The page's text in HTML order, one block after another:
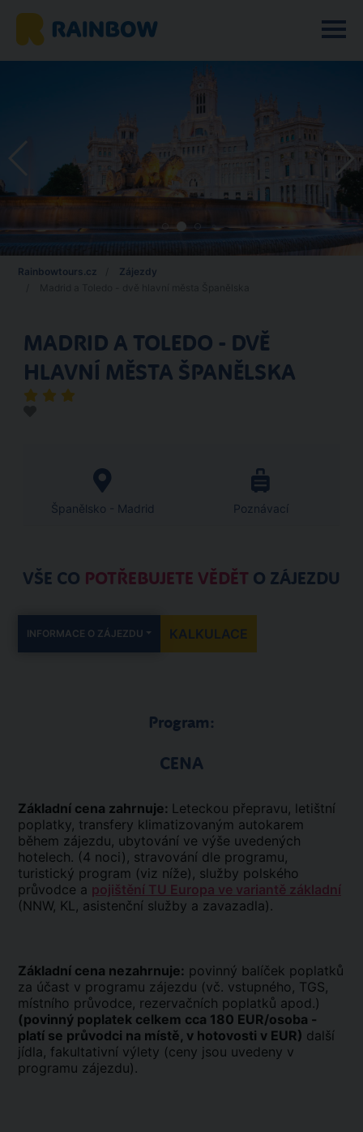
Rainbowtours.cz
Zájezdy
MADRID A TOLEDO - DVĚ
HLAVNÍ MĚSTA ŠPANĚLSKA
Španělsko - Madrid Poznávací
VŠE CO POTŘEBUJETE VĚDĚT O ZÁJEZDU
INFORMACE O ZÁJEZDU KALKULACE
Program:
CENA
Základní cena zahrnuje: Leteckou přepravu, letištní
poplatky, transfery klimatizovaným autokarem
během zájezdu, ubytování ve výše uvedených
hotelech. (4 noci), stravování dle programu,
turistický program (viz níže), služby polského
průvodce a pojištění TU Europa ve variantě základní
(NNW, KL, asistenční služby a zavazadla).
Základní cena nezahrnuje: povinný balíček poplatků
za účast v programu zájezdu (vč. vstupného, TGS,
místního průvodce, rezervačních poplatků apod.)
(povinný poplatek celkem cca 180 EUR/osoba -
platí se průvodci na místě, v hotovosti v EUR) další
jídla, fakultativní výlety (ceny jsou uvedeny v
programu zájezdu).